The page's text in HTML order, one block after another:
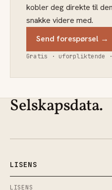
kobler deg direkte til
snakke videre med.
Send forespørsel →
Gratis · uforpliktende ·
Selskapsdata.
LISENS
LISENS